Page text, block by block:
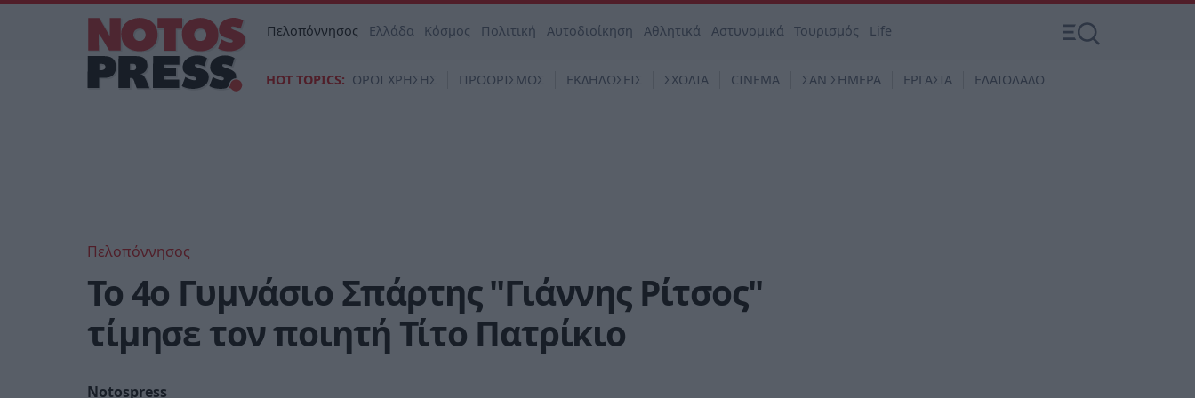
Πελοπόννησος Ελλάδα Κόσμος Πολιτική Αυτοδιοίκηση Αθλητικά Αστυνομικά Τουρισμός Life
HOT TOPICS: ΟΡΟΙ ΧΡΗΣΗΣ ΠΡΟΟΡΙΣΜΟΣ ΕΚΔΗΛΩΣΕΙΣ ΣΧΟΛΙΑ CINEMA ΣΑΝ ΣΗΜΕΡΑ ΕΡΓΑΣΙΑ ΕΛΑΙΟΛΑΔΟ
Πελοπόννησος
Το 4ο Γυμνάσιο Σπάρτης "Γιάννης Ρίτσος"
τίμησε τον ποιητή Τίτο Πατρίκιο
Notospress